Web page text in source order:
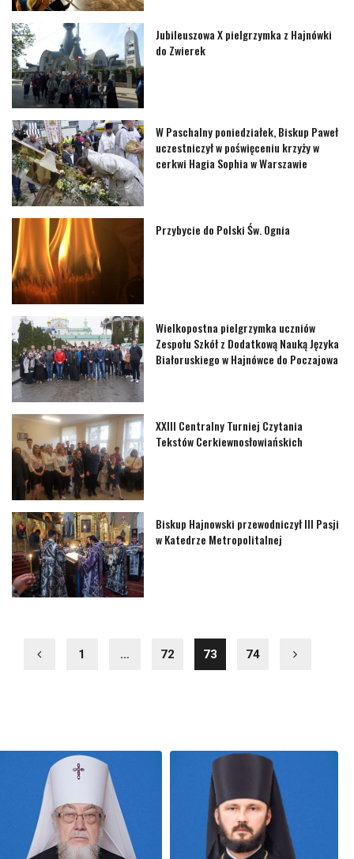
Jubileuszowa X pielgrzymka z Hajnówki
do Zwierek
W Paschalny poniedziałek, Biskup Paweł
uczestniczył w poświęceniu krzyży w
cerkwi Hagia Sophia w Warszawie
Przybycie do Polski Św. Ognia
Wielkopostna pielgrzymka uczniów
Zespołu Szkół z Dodatkową Nauką Języka
Białoruskiego w Hajnówce do Poczajowa
XXIII Centralny Turniej Czytania
Tekstów Cerkiewnosłowiańskich
Biskup Hajnowski przewodniczył III Pasji
w Katedrze Metropolitalnej
1 … 72 73 74